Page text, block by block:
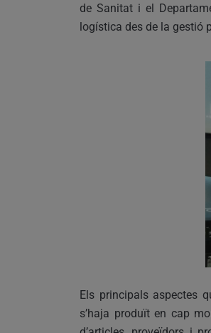
de Sanitat i el
logística des de la gestió
Els principals aspectes
s’haja produït en cap